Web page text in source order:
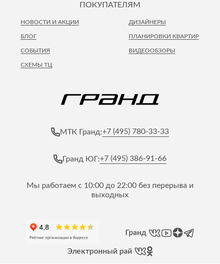
ПОКУПАТЕЛЯМ
НОВОСТИ И АКЦИИ
ПЛАНИРОВКИ КВАРТИР
ВИДЕООБЗОРЫ
БЛОГ
СОБЫТИЯ
СХЕМЫ ТЦ
ДИЗАЙНЕРЫ
МТК Гранд:+7 (495) 780-33-33
Гранд ЮГ:+7 (495) 386-91-66
Мы работаем с 10:00 до 22:00 без перерыва и
выходных
Гранд
Электронный рай